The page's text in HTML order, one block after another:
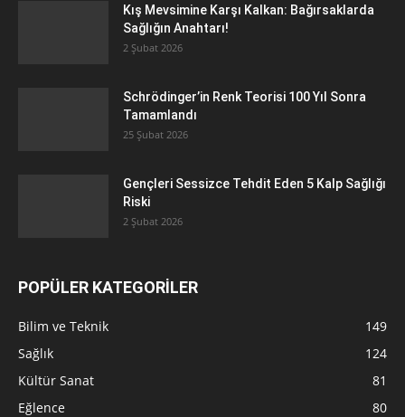
Kış Mevsimine Karşı Kalkan: Bağırsaklarda
Sağlığın Anahtarı!
2 Şubat 2026
Schrödinger’in Renk Teorisi 100 Yıl Sonra
Tamamlandı
25 Şubat 2026
Gençleri Sessizce Tehdit Eden 5 Kalp Sağlığı
Riski
2 Şubat 2026
POPÜLER KATEGORİLER
Bilim ve Teknik
149
Sağlık
124
Kültür Sanat
81
Eğlence
80